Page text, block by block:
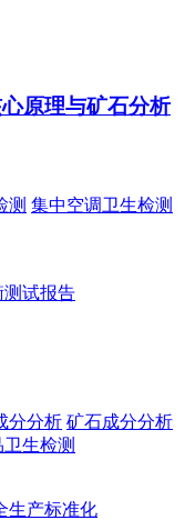
原理与矿石分析
测 集中空调卫生检测
测试报告
分分析 矿石成分分析
生检测
生产标准化